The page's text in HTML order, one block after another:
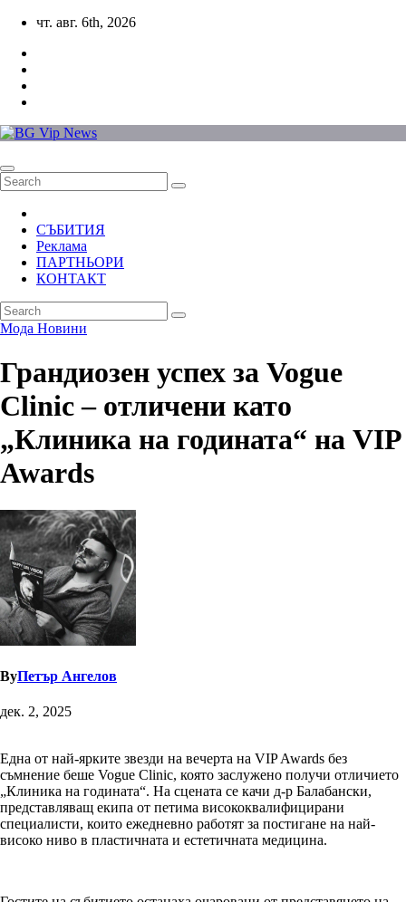
Skip
content
чт. авг. 6th, 2026
СЪБИТИЯ
Реклама
ПАРТНЬОРИ
КОНТАКТ
Мода Новини
Грандиозен успех за Vogue
Clinic – отличени като
„Клиника на годината“ на VIP
Awards
ByПетър Ангелов
дек. 2, 2025
Една от най-ярките звезди на вечерта на VIP Awards без
съмнение беше Vogue Clinic, която заслужено получи отличието
„Клиника на годината“. На сцената се качи д-р Балабански,
представляващ екипа от петима висококвалифицирани
специалисти, които ежедневно работят за постигане на най-
високо ниво в пластичната и естетичната медицина.